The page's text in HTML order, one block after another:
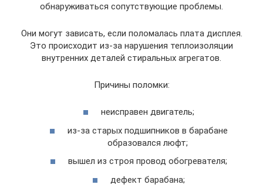
обнаруживаться сопутствующие проблемы.
Они могут зависать, если поломалась плата дисплея.
Это происходит из-за нарушения теплоизоляции
внутренних деталей стиральных агрегатов.
Причины поломки:
неисправен двигатель;
из-за старых подшипников в барабане
образовался люфт;
вышел из строя провод обогревателя;
дефект барабана;